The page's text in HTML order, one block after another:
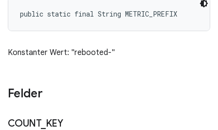
public static final String METRIC_PREFIX
Konstanter Wert: "rebooted-"
Felder
COUNT_ KEY